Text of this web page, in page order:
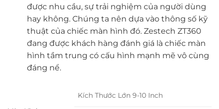
được nhu cầu, sự trải nghiệm của người dùng
hay không. Chúng ta nên dựa vào thông số kỹ
thuật của chiếc màn hình đó. Zestech ZT360
đang được khách hàng đánh giá là chiếc màn
hình tầm trung có cấu hình mạnh mẽ vô cùng
đáng nể.
Kích Thước Lớn 9-10 Inch